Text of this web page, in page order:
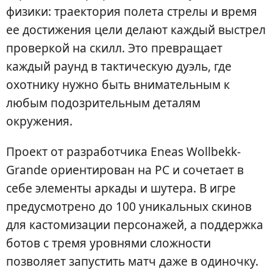
физики: траектория полета стрелы и время
ее достижения цели делают каждый выстрел
проверкой на скилл. Это превращает
каждый раунд в тактическую дуэль, где
охотнику нужно быть внимательным к
любым подозрительным деталям
окружения.
Проект от разработчика Eneas Wollbekk-
Grande ориентирован на PC и сочетает в
себе элементы аркады и шутера. В игре
предусмотрено до 100 уникальных скинов
для кастомизации персонажей, а поддержка
ботов с тремя уровнями сложности
позволяет запустить матч даже в одиночку.